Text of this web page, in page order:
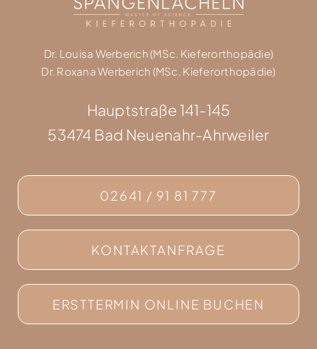
Dr. Louisa Werberich (MSc. Kieferorthopädie)
Dr. Roxana Werberich (MSc. Kieferorthopädie)
Hauptstraße 141-145
53474 Bad Neuenahr-Ahrweiler
02641 / 91 81 777
KONTAKTANFRAGE
ERSTTERMIN ONLINE BUCHEN